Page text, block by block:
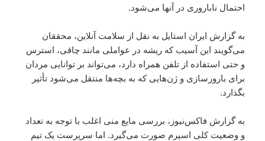
احتمال ناباروری در آنها می‌شود.
به گزارش ایران استایل به نقل از سلامت آنلاین، محققان
می‌گویند این آسیب که ریشه در عواملی مانند چاقی، استرس
و حتی استفاده از تلفن همراه دارد، می‌تواند بر توانایی مردان
برای بارورسازی و ژن‌هایی که به بچه‌ها منتقل می‌شود تأثیر
بگذارد.
به گزارش فاکس‌نیوز، بررسی مایع منی اغلب با توجه به تعداد
و وضعیت کلی اسپرم صورت می‌گیرد. اما سرپرست یک تیم